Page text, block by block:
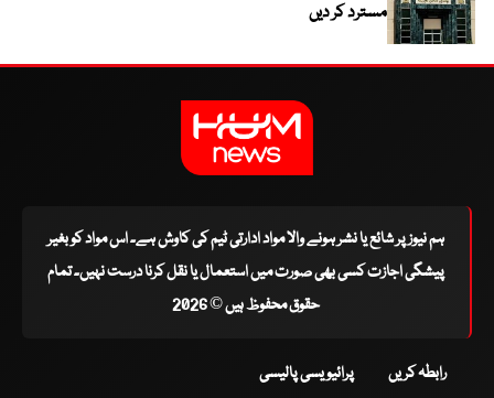
مسترد کر دیں
ہم نیوز پر شائع یا نشر ہونے والا مواد ادارتی ٹیم کی کاوش ہے۔ اس مواد کو بغیر
پیشگی اجازت کسی بھی صورت میں استعمال یا نقل کرنا درست نہیں۔ تمام
حقوق محفوظ ہیں © 2026
رابطہ کریں پرائیویسی پالیسی